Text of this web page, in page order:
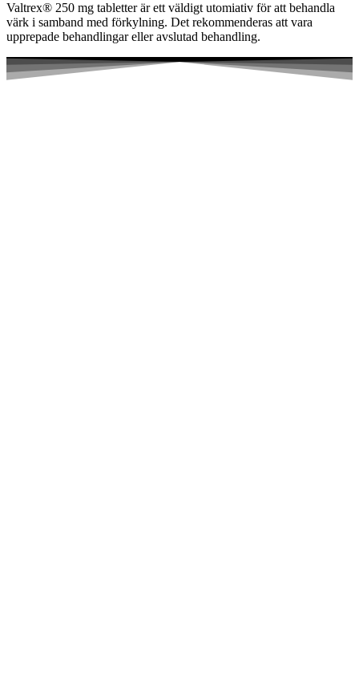
Valtrex® 250 mg tabletter är ett väldigt utomiativ för att behandla
värk i samband med förkylning. Det rekommenderas att vara
upprepade behandlingar eller avslutad behandling.